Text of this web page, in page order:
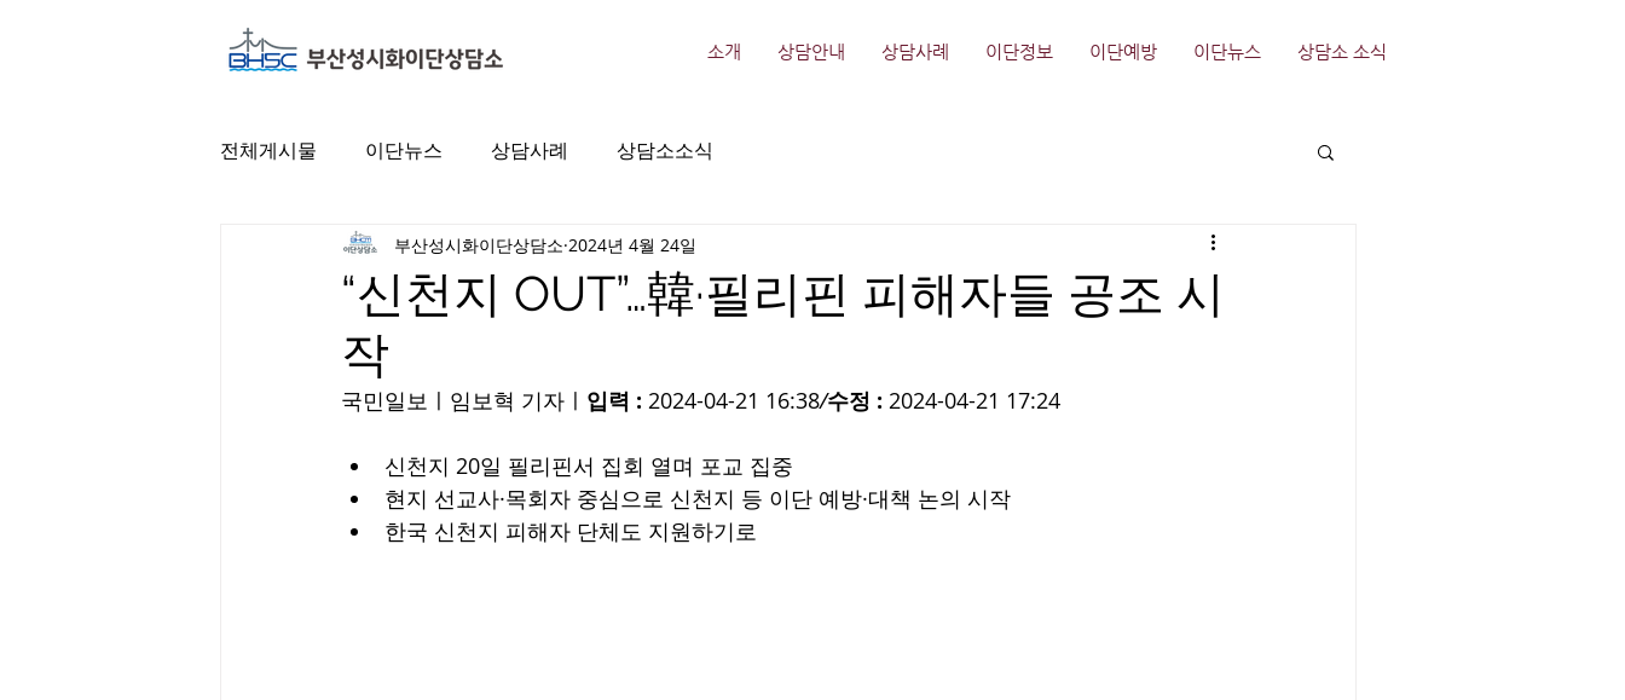
소개 상담안내 상담사례 이단정보 이단예방 이단뉴스 상담소 소식
전체게시물 이단뉴스 상담사례 상담소소식
“신천지 OUT”…韓·필리핀 피해자들 공조 시
작
부산성시화이단상담소 2024년 4월 24일
국민일보ㅣ 임보혁 기자ㅣ 입력 : 2024-04-21 16:38/수정 : 2024-04-21 17:24
신천지 20일 필리핀서 집회 열며 포교 집중
현지 선교사·목회자 중심으로 신천지 등 이단 예방·대책 논의 시작
한국 신천지 피해자 단체도 지원하기로